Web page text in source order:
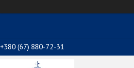
+380 (67) 880-72-31